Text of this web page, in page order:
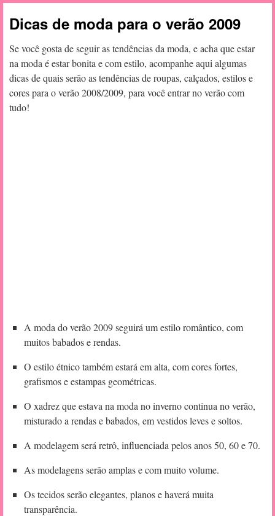
Dicas de moda para o verão 2009
Se você gosta de seguir as tendências da moda, e acha que estar
na moda é estar bonita e com estilo, acompanhe aqui algumas
dicas de quais serão as tendências de roupas, calçados, estilos e
cores para o verão 2008/2009, para você entrar no verão com
tudo!
A moda do verão 2009 seguirá um estilo romântico, com
muitos babados e rendas.
O estilo étnico também estará em alta, com cores fortes,
grafismos e estampas geométricas.
O xadrez que estava na moda no inverno continua no verão,
misturado a rendas e babados, em vestidos leves e soltos.
A modelagem será retrô, influenciada pelos anos 50, 60 e 70.
As modelagens serão amplas e com muito volume.
Os tecidos serão elegantes, planos e haverá muita
transparência.